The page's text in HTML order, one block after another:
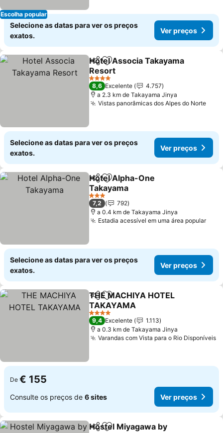
Escolha popular
Selecione as datas para ver os preços
exatos.
Ver preços
PartilharAdicionar aos favoritos
Hotel Associa Takayama
Resort
Ver preços
4 Estrelas
8,6 Excelente
4.757
a 2.3 km de Takayama Jinya
Vistas panorâmicas dos Alpes do NorteVer
Selecione as datas para ver os preços
exatos.
Ver preços
PartilharAdicionar aos favoritos
Hotel Alpha-One
Takayama
Ver preços
3 Estrelas
7,2
792
a 0.4 km de Takayama Jinya
Estadia acessível em uma área popularVer
Selecione as datas para ver os preços
exatos.
Ver preços
PartilharAdicionar aos favoritos
THE MACHIYA HOTEL
TAKAYAMA
Ver preços
4 Estrelas
9,4 Excelente
1.113
a 0.3 km de Takayama Jinya
Varandas com Vista para o Rio Disponíveis
De € 155
Consulte os preços de 6 sites Ver preços
Partilhar
Hostel Miyagawa by